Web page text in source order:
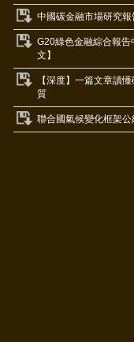
中國碳金融市場研究報
G20綠色金融綜合報告
文】
【深度】一篇文章讀
質
聯合國氣候變化框架公